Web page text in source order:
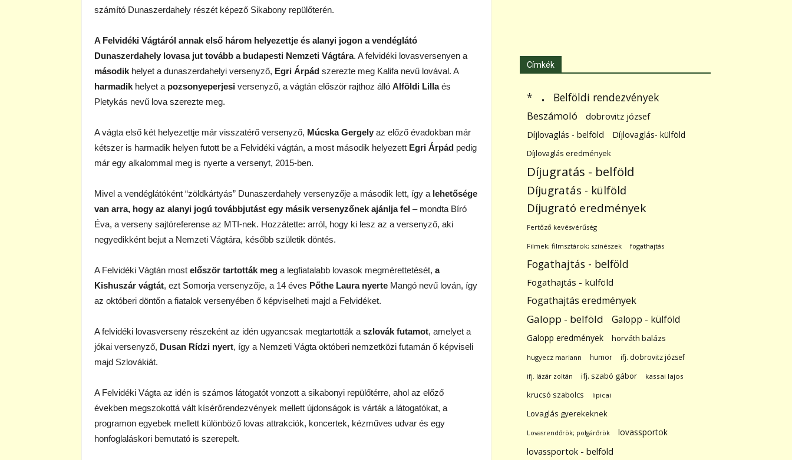
számító Dunaszerdahely részét képező Sikabony repülőterén.
A Felvidéki Vágtáról annak első három helyezettje és alanyi jogon a vendéglátó
Dunaszerdahely lovasa jut tovább a budapesti Nemzeti Vágtára. A felvidéki lovasversenyen a
második helyet a dunaszerdahelyi versenyző, Egri Árpád szerezte meg Kalifa nevű lovával. A
harmadik helyet a pozsonyeperjesi versenyző, a vágtán először rajthoz álló Alföldi Lillaés
Pletykás nevű lova szerezte meg.
A vágta első két helyezettje már visszatérő versenyző, Múcska Gergely az előző évadokban már
kétszer is harmadik helyen futott be a Felvidéki vágtán, a most második helyezett Egri Árpád pedig
már egy alkalommal meg is nyerte a versenyt, 2015-ben.
Mivel a vendéglátóként “zöldkártyás” Dunaszerdahely versenyzője a második lett, így a lehetősége
van arra, hogy az alanyi jogú továbbjutást egy másik versenyzőnek ajánlja fel – mondta Bíró
Éva, a verseny sajtóreferense az MTI-nek. Hozzátette: arról, hogy ki lesz az a versenyző, aki
negyedikként bejut a Nemzeti Vágtára, később születik döntés.
A Felvidéki Vágtán most először tartották meg a legfiatalabb lovasok megmérettetését, a
Kishuszár vágtát, ezt Somorja versenyzője, a 14 éves Pőthe Laura nyerte Mangó nevű lován, így
az októberi döntőn a fiatalok versenyében ő képviselheti majd a Felvidéket.
A felvidéki lovasverseny részeként az idén ugyancsak megtartották a szlovák futamot, amelyet a
jókai versenyző, Dusan Rídzi nyert, így a Nemzeti Vágta októberi nemzetközi futamán ő képviseli
majd Szlovákiát.
A Felvidéki Vágta az idén is számos látogatót vonzott a sikabonyi repülőtérre, ahol az előző
években megszokottá vált kísérőrendezvények mellett újdonságok is várták a látogatókat, a
programon egyebek mellett különböző lovas attrakciók, koncertek, kézműves udvar és egy
honfoglaláskori bemutató is szerepelt.
Címkék
* . Belföldi rendezvények
Beszámoló dobrovitz józsef
Díjlovaglás - belföld Díjlovaglás- külföld
Díjlovaglás eredmények
Díjugratás - belföld
Díjugratás - külföld
Díjugrató eredmények
Fertőző kevésvérűség
Filmek; filmsztárok; színészek fogathajtás
Fogathajtás - belföld
Fogathajtás - külföld
Fogathajtás eredmények
Galopp - belföld Galopp - külföld
Galopp eredmények horváth balázs
hugyecz mariann humor ifj. dobrovitz józsef
ifj. lázár zoltán ifj. szabó gábor kassai lajos
krucsó szabolcs lipicai
Lovaglás gyerekeknek
Lovasrendőrök; polgárőrök
lovassportok
lovassportok - belföld